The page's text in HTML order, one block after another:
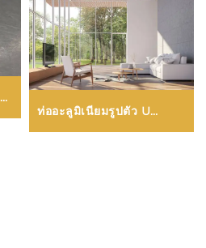
ท่ออะลูมิเนียมรูปตัว U